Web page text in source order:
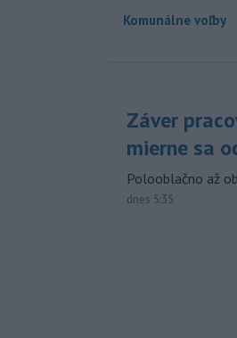
Komunálne voľby
Záver
mierne sa
Polooblačno až
dnes 5:35